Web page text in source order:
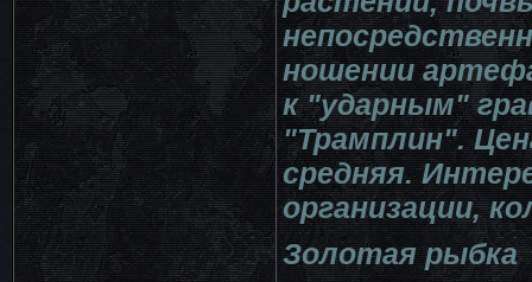
ношении
к "ударным"
"Трамплин".
средняя.
организации,
Золотая рыбка